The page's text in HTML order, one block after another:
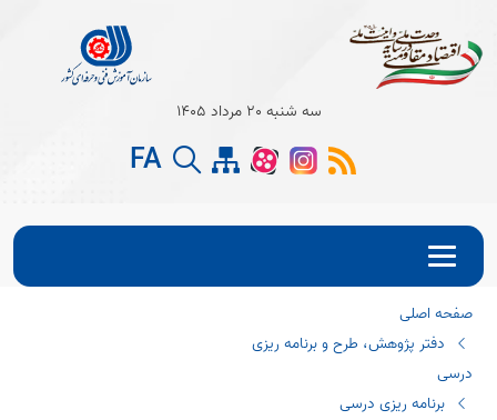
Open
سه شنبه 20 مرداد 1405
FA
صفحه اصلی
دفتر پژوهش، طرح و برنامه ریزی
درسی
برنامه ریزی درسی